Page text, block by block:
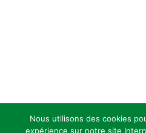
Nous utilisons des cookies
expérience sur notre site